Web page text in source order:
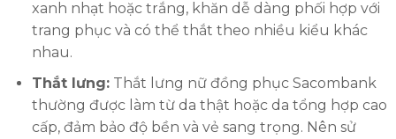
xanh nhạt hoặc trắng, khăn dễ dàng phối hợp với
trang phục và có thể thắt theo nhiều kiểu khác
nhau.
Thắt lưng:Thắt lưng nữ đồng phục Sacombank
thường được làm từ da thật hoặc da tổng hợp cao
cấp, đảm bảo độ bền và vẻ sang trọng. Nên sử